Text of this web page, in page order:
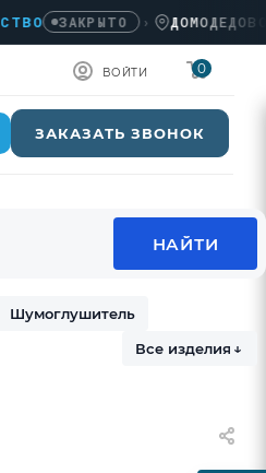
ЗАКРЫТО › ДОМОДЕДОВО,
ВОЙТИ 0
ЗАКАЗАТЬ ЗВОНОК
Шумоглушитель
Все изделия ↓